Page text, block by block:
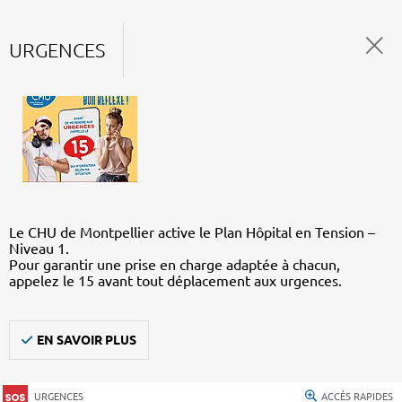
URGENCES
Le CHU de Montpellier active le Plan Hôpital en Tension –
Niveau 1.
Pour garantir une prise en charge adaptée à chacun,
appelez le 15 avant tout déplacement aux urgences.
EN SAVOIR PLUS
URGENCES ACCÈS RAPIDES